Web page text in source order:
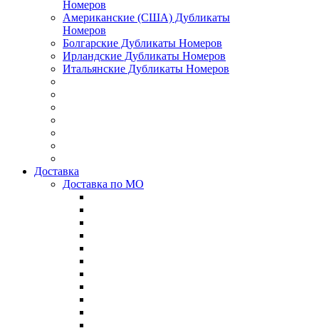
Номеров
Американские (США) Дубликаты
Номеров
Болгарские Дубликаты Номеров
Ирландские Дубликаты Номеров
Итальянские Дубликаты Номеров
Доставка
Доставка по МО